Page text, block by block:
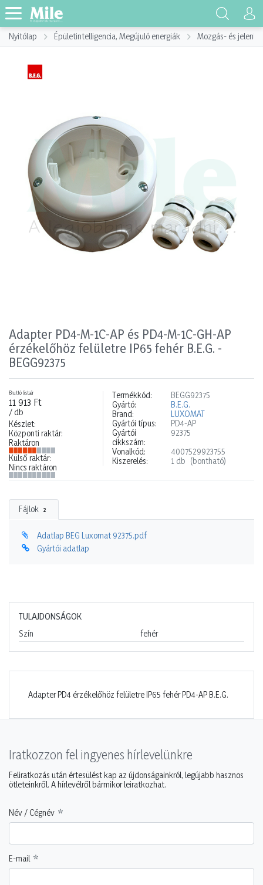
Nyitólap Épületintelligencia, Megújuló energiák Mozgás- és
Adapter PD4-M-1C-AP és PD4-M-1C-GH-AP
érzékelőhöz felületre IP65 fehér B.E.G. -
BEGG92375
Bruttó listaár
11 913 Ft
/ db
Készlet:
Központi raktár:
Raktáron
Külső raktár:
Nincs raktáron
Termékkód:
BEGG92375
Gyártó:
B.E.G.
Brand:
LUXOMAT
Gyártói típus:
PD4-AP
Gyártói
cikkszám:
92375
Vonalkód:
4007529923755
Kiszerelés:
1 db (bontható)
Fájlok 2
Adatlap BEG Luxomat 92375.pdf
Gyártói adatlap
TULAJDONSÁGOK
Szín
fehér
Adapter PD4 érzékelőhöz felületre IP65 fehér PD4-AP B.E.G.
Iratkozzon fel ingyenes hírlevelünkre
Feliratkozás után értesülést kap az újdonságainkról, legújabb hasznos
ötleteinkről. A hírlevélről bármikor leiratkozhat.
Név / Cégnév
E-mail